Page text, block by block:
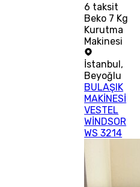
6 taksit
Beko 7 Kg
Kurutma
Makinesi
İstanbul,
Beyoğlu
BULAŞIK
MAKİNESİ
VESTEL
WİNDSOR
WS 3214